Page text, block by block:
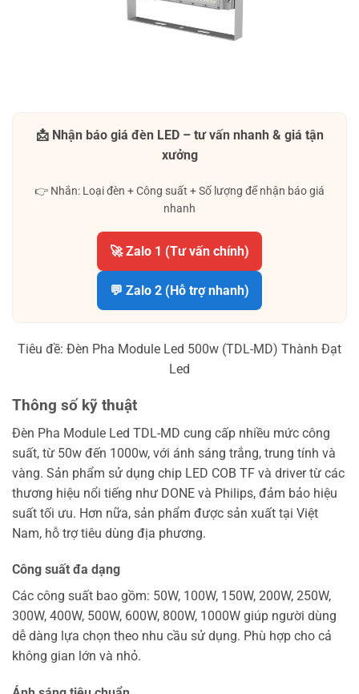
📩 Nhận báo giá đèn LED – tư vấn nhanh & giá tận
xưởng
👉 Nhắn: Loại đèn + Công suất + Số lượng để nhận báo giá
nhanh
🚀 Zalo 1 (Tư vấn chính)
💬 Zalo 2 (Hỗ trợ nhanh)
Tiêu đề: Đèn Pha Module Led 500w (TDL-MD) Thành Đạt
Led
Thông số kỹ thuật
Đèn Pha Module Led TDL-MD cung cấp nhiều mức công
suất, từ 50w đến 1000w, với ánh sáng trắng, trung tính và
vàng. Sản phẩm sử dụng chip LED COB TF và driver từ các
thương hiệu nổi tiếng như DONE và Philips, đảm bảo hiệu
suất tối ưu. Hơn nữa, sản phẩm được sản xuất tại Việt
Nam, hỗ trợ tiêu dùng địa phương.
Công suất đa dạng
Các công suất bao gồm: 50W, 100W, 150W, 200W, 250W,
300W, 400W, 500W, 600W, 800W, 1000W giúp người dùng
dễ dàng lựa chọn theo nhu cầu sử dụng. Phù hợp cho cả
không gian lớn và nhỏ.